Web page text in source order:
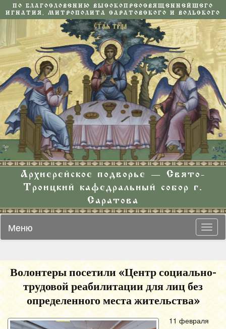
ПО БЛАГОСЛОВЕНИЮ ВЫСОКОПРЕОСВЯЩЕННЕЙШЕГО
ИГНАТИЯ, МИТРОПОЛИТА САРАТОВСКОГО И ВОЛЬСКОГО
Архиерейское подворье — Свято-
Троицкий кафедральный собор г.
Саратова
Меню
Волонтеры посетили «Центр социально-
трудовой реабилитации для лиц без
определенного места жительства»
11 февраля